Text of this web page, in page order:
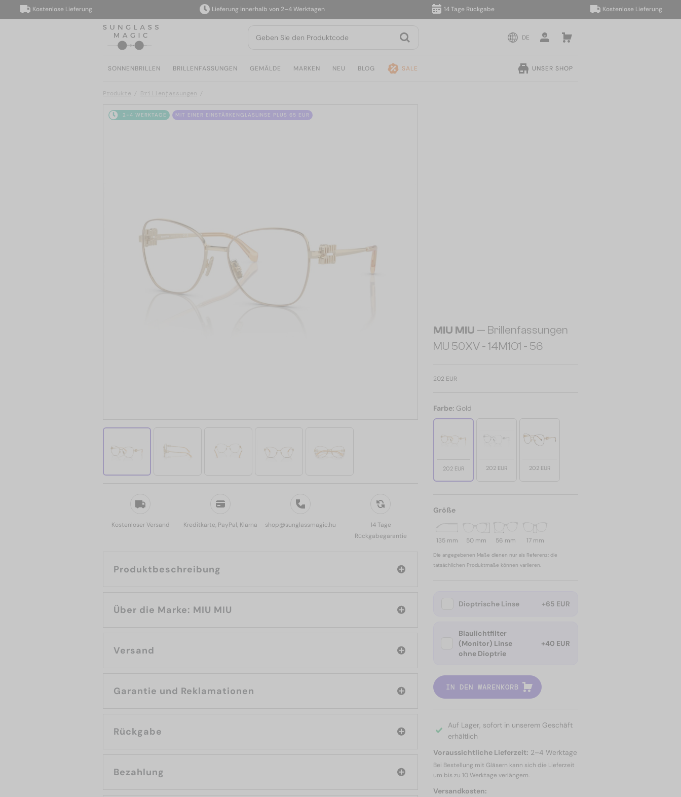
Kostenlose Lieferung Lieferung innerhalb von 2–4 Werktagen 14 Tage Rückgabe Kostenlose Lieferung
DE
SONNENBRILLEN BRILLENFASSUNGEN GEMÄLDE MARKEN NEU BLOG SALE UNSER SHOP
Produkte Brillenfassungen
2-4 WERKTAGE MIT EINER EINSTÄRKENGLASLINSE PLUS 65 EUR
Kostenloser Versand Kreditkarte, PayPal, Klarna shop@sunglassmagic.hu
14 Tage
Rückgabegarantie
Produktbeschreibung
Über die Marke: MIU MIU
Versand
Garantie und Reklamationen
Rückgabe
Bezahlung
MIU MIU — Brillenfassungen
MU 50XV - ​14M1O1 - ​56
202 EUR
Farbe: Gold
202 EUR 202 EUR 202 EUR
Größe
135 mm 50 mm 56 mm 17 mm
Die angegebenen Maße dienen nur als Referenz; die
tatsächlichen Produktmaße können variieren.
Dioptrische Linse +65 EUR
Blaulichtfilter
(Monitor) Linse
ohne Dioptrie
+40 EUR
IN DEN WARENKORB
Auf Lager, sofort in unserem Geschäft
erhältlich
Voraussichtliche Lieferzeit: 2–4 Werktage
Bei Bestellung mit Gläsern kann sich die Lieferzeit
um bis zu 10 Werktage verlängern.
Versandkosten: